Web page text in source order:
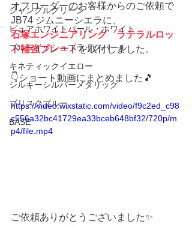
ジャングルグリーン
ピュアホワイトパール・ホワイト
ブルーイッシュブラックパール
キネティックイエロー
シルキーシルバーメタリック
ブリスクブルー
BASE
オフローダーのお客様からのご依頼で
JB74 ジムニーシエラに、
石塚エンジニアリング　ラテラルロッ
ド補強プレートを取付しました。
👇ショート動画にまとめました🎵
https://video.wixstatic.com/video/f9c2ed_c98
c556a32bc41729ea33bceb648bf32/720p/m
p4/file.mp4
ご依頼ありがとうございました✨